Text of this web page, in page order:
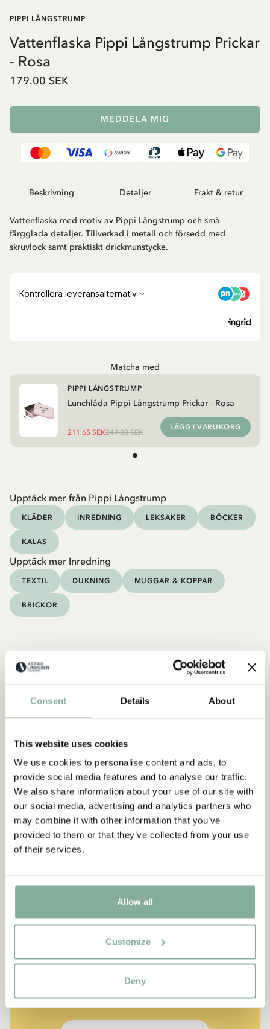
Consent Details About
This website uses cookies
We use cookies to personalise content and ads, to
provide social media features and to analyse our traffic.
We also share information about your use of our site with
our social media, advertising and analytics partners who
may combine it with other information that you’ve
provided to them or that they’ve collected from your use
of their services.
Allow all
Customize
Deny
PIPPI LÅNGSTRUMP
Vattenflaska Pippi Långstrump Prickar
- Rosa
179.00 SEK
MEDDELA MIG
Beskrivning Detaljer Frakt & retur
Vattenflaska med motiv av Pippi Långstrump och små
färgglada detaljer. Tillverkad i metall och försedd med
skruvlock samt praktiskt drickmunstycke.
Matcha med
Lunchlåda Pippi Långstrump Prickar - Rosa
PIPPI LÅNGSTRUMP
211.65 SEK249.00 SEK
LÄGG I VARUKORG
Upptäck mer från Pippi Långstrump
KLÄDER INREDNING LEKSAKER BÖCKER
KALAS
Upptäck mer Inredning
TEXTIL DUKNING MUGGAR & KOPPAR
BRICKOR
“Den som är väldigt stark
måste också vara väldigt
snäll.”
Berättaren i "Känner du Pippi Långstrump?"